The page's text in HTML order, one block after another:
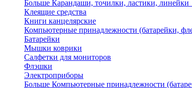
Больше Карандаши, точилки, ластики, линейки
Клеящие средства
Книги канцелярские
Компьютерные принадлежности (батарейки,
Батарейки
Мышки коврики
Салфетки для мониторов
Флэшки
Электроприборы
Больше Компьютерные принадлежности